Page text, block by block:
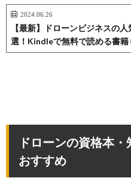
2024.06.26
【最新】ドローンビジネスの
選！Kindleで無料で読める書籍
ドローンの資格本
おすすめ